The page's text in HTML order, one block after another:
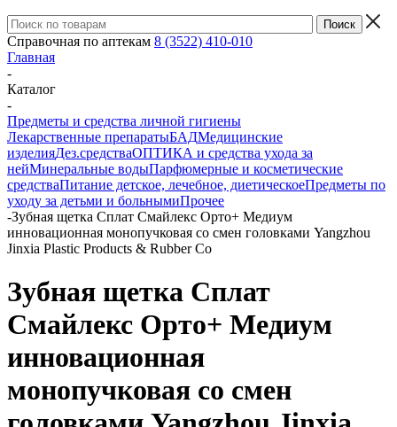
Справочная по аптекам 8 (3522) 410-010
Главная
-
Каталог
-
Предметы и средства личной гигиены
Лекарственные препаратыБАДМедицинские
изделияДез.средстваОПТИКА и средства ухода за
нейМинеральные водыПарфюмерные и косметические
средстваПитание детское, лечебное, диетическоеПредметы по
уходу за детьми и больнымиПрочее
-Зубная щетка Сплат Смайлекс Орто+ Медиум
инновационная монопучковая со смен головками Yangzhou
Jinxia Plastic Products & Rubber Co
Зубная щетка Сплат
Смайлекс Орто+ Медиум
инновационная
монопучковая со смен